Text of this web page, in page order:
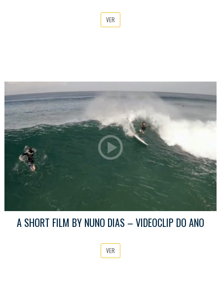
VER
A SHORT FILM BY NUNO DIAS – VIDEOCLIP DO ANO
VER